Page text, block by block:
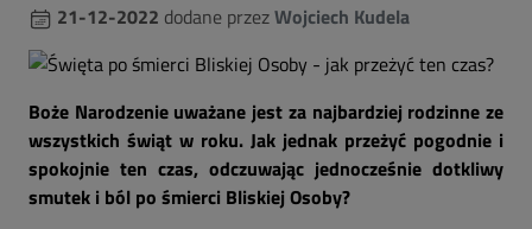
21-12-2022 dodane przezWojciech Kudela
Boże Narodzenie uważane jest za najbardziej rodzinne ze
wszystkich świąt w roku. Jak jednak przeżyć pogodnie i
spokojnie ten czas, odczuwając jednocześnie dotkliwy
smutek i ból po śmierci Bliskiej Osoby?